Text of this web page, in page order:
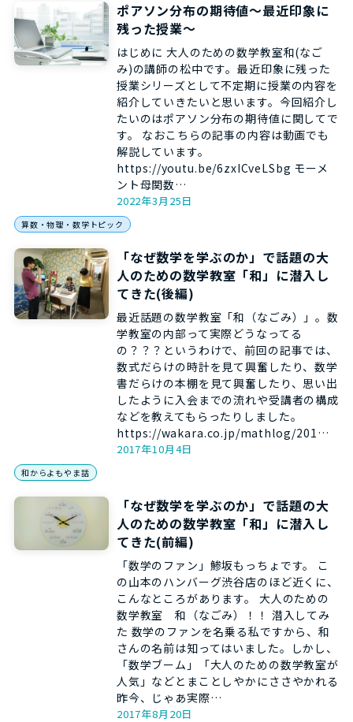
ポアソン分布の期待値～最近印象に
残った授業～
はじめに 大人のための数学教室和(なご
み)の講師の松中です。最近印象に残った
授業シリーズとして不定期に授業の内容を
紹介していきたいと思います。今回紹介し
たいのはポアソン分布の期待値に関してで
す。 なおこちらの記事の内容は動画でも
解説しています。
https://youtu.be/6zxICveLSbg モーメ
ント母関数…
2022年3月25日
算数・物理・数学トピック
「なぜ数学を学ぶのか」で話題の大
人のための数学教室「和」に潜入し
てきた(後編)
最近話題の数学教室「和（なごみ）」。数
学教室の内部って実際どうなってる
の？？？というわけで、前回の記事では、
数式だらけの時計を見て興奮したり、数学
書だらけの本棚を見て興奮したり、思い出
したように入会までの流れや受講者の構成
などを教えてもらったりしました。
https://wakara.co.jp/mathlog/201…
2017年10月4日
和からよもやま話
「なぜ数学を学ぶのか」で話題の大
人のための数学教室「和」に潜入し
てきた(前編)
「数学のファン」鯵坂もっちょです。 こ
の山本のハンバーグ渋谷店のほど近くに、
こんなところがあります。 大人のための
数学教室 和（なごみ）！！ 潜入してみ
た 数学のファンを名乗る私ですから、和
さんの名前は知ってはいました。しかし、
「数学ブーム」「大人のための数学教室が
人気」などとまことしやかにささやかれる
昨今、じゃあ実際…
2017年8月20日